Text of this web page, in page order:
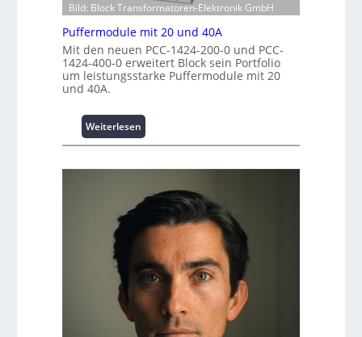
e
n
r
e
w
e
r
k
z
g
e
t
t
i
o
n
s
c
h
s
t
t
Bild: Block Transformatoren-Elektronik GmbH
Puffermodule mit 20 und 40A
Mit den neuen PCC-1424-200-0 und PCC-
1424-400-0 erweitert Block sein Portfolio
um leistungsstarke Puffermodule mit 20
und 40A.
Weiterlesen
P
f
e
m
d
u
l
e